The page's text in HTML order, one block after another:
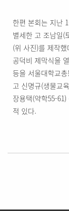
한편 본회는 지난
별세한 고 조남일(
(위 사진)를 제작
공덕비 제막식을
등을 서울대학교
고 신명규(생물교
장용택(약학55-
적 있다.